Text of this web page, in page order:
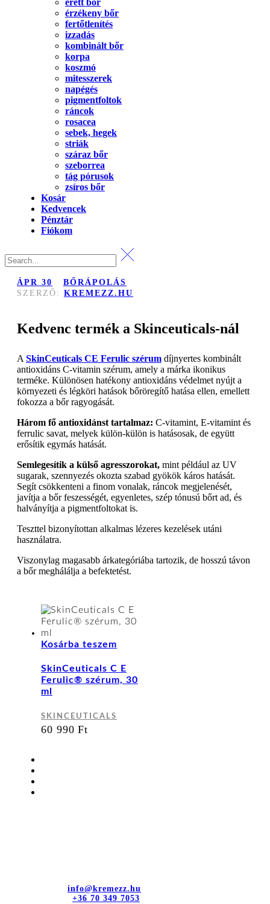
érzékeny bőr
fertőtlenítés
izzadás
kombinált bőr
korpa
koszmó
mitesszerek
napégés
pigmentfoltok
ráncok
rosacea
sebek, hegek
striák
száraz bőr
szeborrea
tág pórusok
zsíros bőr
Kosár
Kedvencek
Pénztár
Fiókom
ÁPR 30
BŐRÁPOLÁS
SZERZŐ: KREMEZZ.HU
Kedvenc termék a Skinceuticals-nál
A SkinCeuticals CE Ferulic szérum díjnyertes kombinált
antioxidáns C-vitamin szérum, amely a márka ikonikus
terméke. Különösen hatékony antioxidáns védelmet nyújt a
környezeti és légköri hatások bőröregítő hatása ellen, emellett
fokozza a bőr ragyogását.
Három fő antioxidánst tartalmaz: C-vitamint, E-vitamint és
ferrulic savat, melyek külön-külön is hatásosak, de együtt
erősítik egymás hatását.
Semlegesítik a külső agresszorokat, mint például az UV
sugarak, szennyezés okozta szabad gyökök káros hatását.
Segít csökkenteni a finom vonalak, ráncok megjelenését,
javítja a bőr feszességét, egyenletes, szép tónusú bőrt ad, és
halványítja a pigmentfoltokat is.
Teszttel bizonyítottan alkalmas lézeres kezelések utáni
használatra.
Viszonylag magasabb árkategóriába tartozik, de hosszú távon
a bőr meghálálja a befektetést.
Kosárba teszem
SkinCeuticals C E
Ferulic® szérum, 30
ml
SKINCEUTICALS
60 990Ft
info@kremezz.hu
+36 70 349 7053